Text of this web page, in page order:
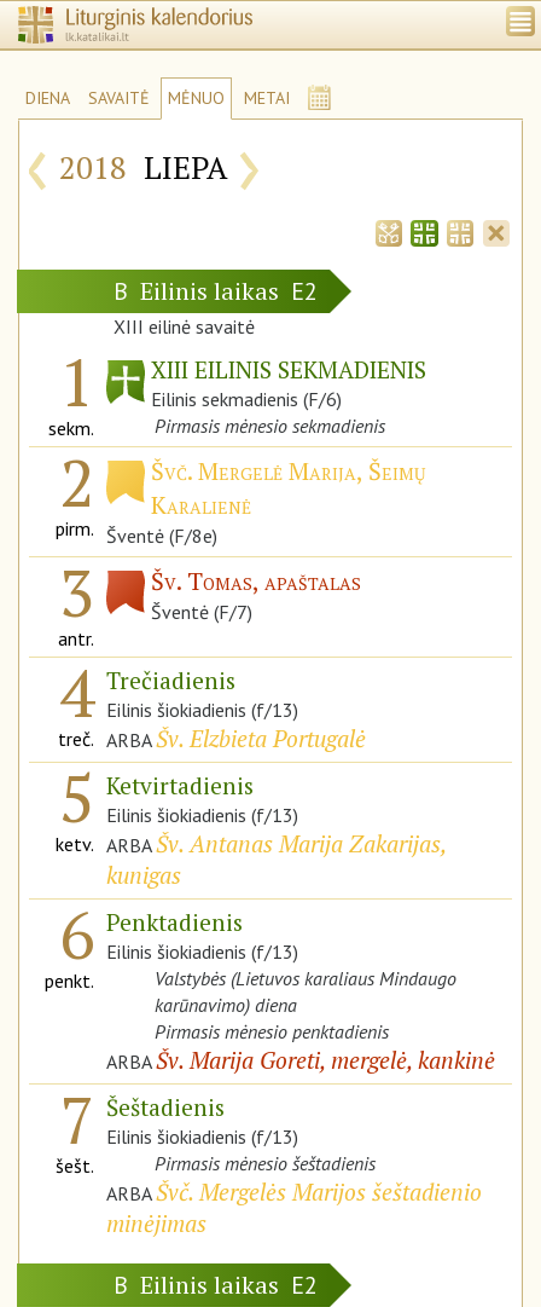
DIENA SAVAITĖ MĖNUO METAI
‹ 2018 LIEPA ›
B Eilinis laikas E2
XIII eilinė savaitė
1
sekm.
XIII EILINIS SEKMADIENIS
Eilinis sekmadienis (F/6)
Pirmasis mėnesio sekmadienis
2
pirm.
Švč. Mergelė Marija, Šeimų
Karalienė
Šventė (F/8e)
3
antr.
Šv. Tomas, apaštalas
Šventė (F/7)
4
treč.
Trečiadienis
Eilinis šiokiadienis (f/13)
ARBAŠv. Elzbieta Portugalė
5
ketv.
Ketvirtadienis
Eilinis šiokiadienis (f/13)
ARBAŠv. Antanas Marija Zakarijas,
kunigas
6
penkt.
Penktadienis
Eilinis šiokiadienis (f/13)
Valstybės (Lietuvos karaliaus Mindaugo
karūnavimo) diena
Pirmasis mėnesio penktadienis
ARBAŠv. Marija Goreti, mergelė, kankinė
7
šešt.
Šeštadienis
Eilinis šiokiadienis (f/13)
Pirmasis mėnesio šeštadienis
ARBAŠvč. Mergelės Marijos šeštadienio
minėjimas
B Eilinis laikas E2